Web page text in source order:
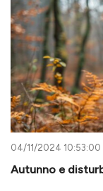
04/11/2024 10:53:00 |
Autunno e